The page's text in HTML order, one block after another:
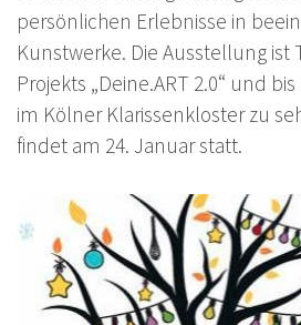
persönlichen Erlebnisse in
Kunstwerke. Die Ausstellung ist
Projekts „Deine.ART 2.0“ und
im Kölner Klarissenkloster zu
findet am 24. Januar statt.